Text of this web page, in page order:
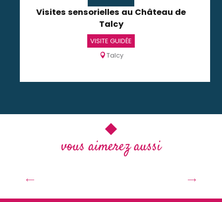
Birette n'Co
Guide de Blois - Accompagnateur touristique
Visites sensorielles au Château de
Talcy
VISITE GUIDÉE
Talcy
vous aimerez aussi
Un automne rayonnant dans les
châteaux de la Loire